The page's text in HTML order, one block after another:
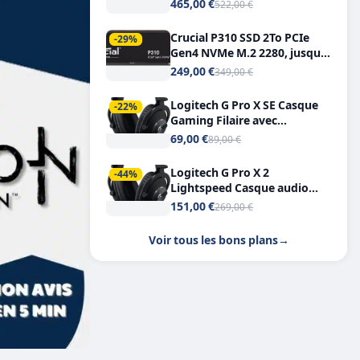
465,00 €522,00 €
-29%
Crucial P310 SSD 2To PCIe
Gen4 NVMe M.2 2280, jusqu’à
7.100 Mo/s
249,00 €349,00 €
-22%
Logitech G Pro X SE Casque
Gaming Filaire avec
Microphone Micro
7.1
69,00 €89,00 €
-44%
Logitech G Pro X 2
Lightspeed Casque audio
bluetooth
151,00 €269,00 €
Voir tous les bons plans→